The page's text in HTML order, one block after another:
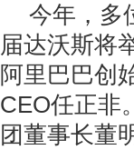
今年，多
届达沃斯将
阿里巴巴创
CEO任正非
团董事长董